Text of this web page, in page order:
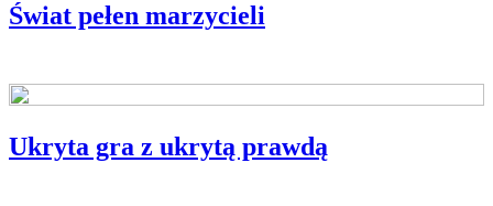
Świat pełen marzycieli
Ukryta gra z ukrytą prawdą